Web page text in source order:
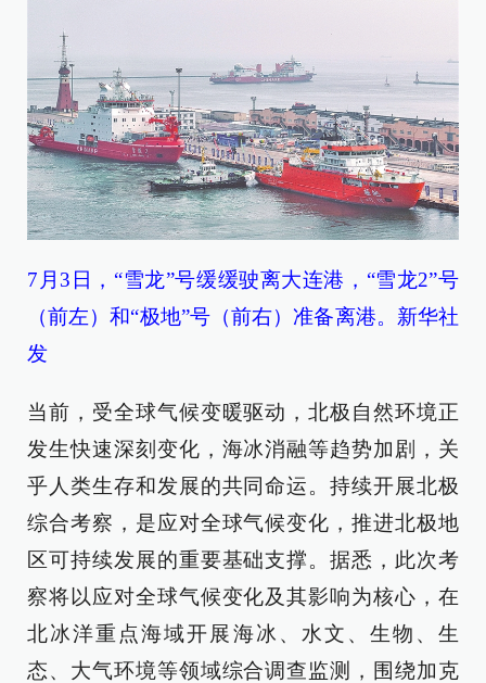
7月3日，“雪龙”号缓缓驶离大连港，“雪龙2”号
（前左）和“极地”号（前右）准备离港。新华社
发
当前，受全球气候变暖驱动，北极自然环境正
发生快速深刻变化，海冰消融等趋势加剧，关
乎人类生存和发展的共同命运。持续开展北极
综合考察，是应对全球气候变化，推进北极地
区可持续发展的重要基础支撑。据悉，此次考
察将以应对全球气候变化及其影响为核心，在
北冰洋重点海域开展海冰、水文、生物、生
态、大气环境等领域综合调查监测，围绕加克